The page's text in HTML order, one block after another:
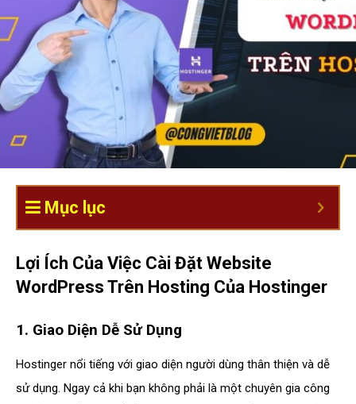
Mục lục
Lợi Ích Của Việc Cài Đặt Website
WordPress Trên Hosting Của Hostinger
1. Giao Diện Dễ Sử Dụng
Hostinger nổi tiếng với giao diện người dùng thân thiện và dễ
sử dụng. Ngay cả khi bạn không phải là một chuyên gia công